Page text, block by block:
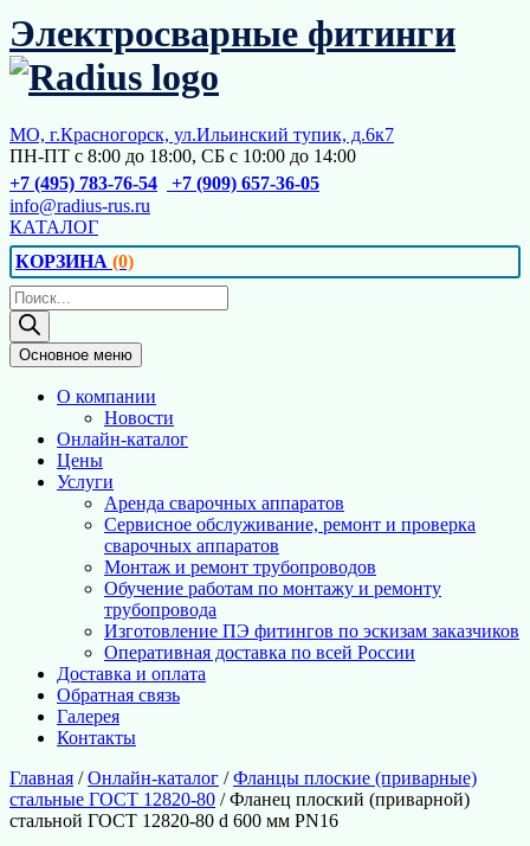
Перейти
к
содержимому
Электросварные фитинги
МО, г.Красногорск, ул.Ильинский тупик, д.6к7
ПН-ПТ с 8:00 до 18:00, СБ с 10:00 до 14:00
+7 (495) 783-76-54
+7 (909) 657-36-05
info@radius-rus.ru
КАТАЛОГ
КОРЗИНА (0)
Поиск
товаров
Основное меню
О компании
Новости
Онлайн-каталог
Цены
Услуги
Аренда сварочных аппаратов
Сервисное обслуживание, ремонт и проверка
сварочных аппаратов
Монтаж и ремонт трубопроводов
Обучение работам по монтажу и ремонту
трубопровода
Изготовление ПЭ фитингов по эскизам заказчиков
Оперативная доставка по всей России
Доставка и оплата
Обратная связь
Галерея
Контакты
Главная /Онлайн-каталог /Фланцы плоские (приварные)
стальные ГОСТ 12820-80 / Фланец плоский (приварной)
стальной ГОСТ 12820-80 d 600 мм PN16